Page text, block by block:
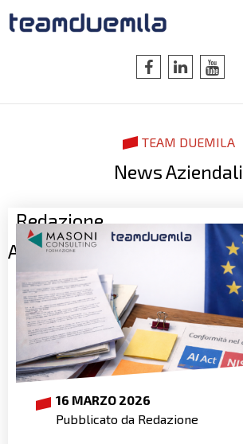
TEAM DUEMILA
News Aziendali
Redazione
Articoli Recenti
16 MARZO 2026
Pubblicato da Redazione